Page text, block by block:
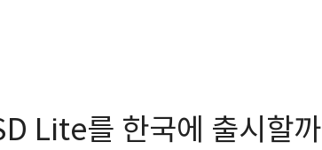
Lite를 한국에 출시할까